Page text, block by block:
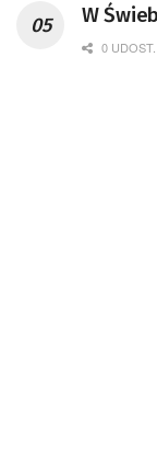
W
0 UDOST.